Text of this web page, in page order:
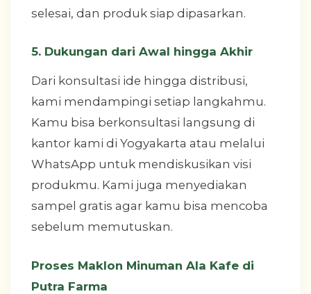
selesai, dan produk siap dipasarkan.
5. Dukungan dari Awal hingga Akhir
Dari konsultasi ide hingga distribusi,
kami mendampingi setiap langkahmu.
Kamu bisa berkonsultasi langsung di
kantor kami di Yogyakarta atau melalui
WhatsApp untuk mendiskusikan visi
produkmu. Kami juga menyediakan
sampel gratis agar kamu bisa mencoba
sebelum memutuskan.
Proses Maklon Minuman Ala Kafe di
Putra Farma